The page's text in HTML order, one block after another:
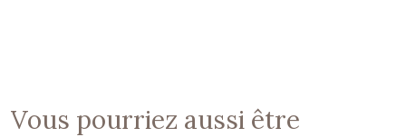
Vous pourriez aussi être